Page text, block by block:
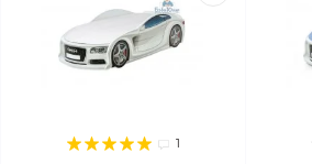
1